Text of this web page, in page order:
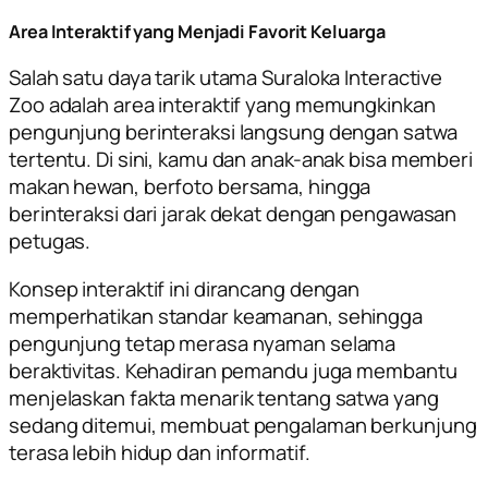
Area Interaktif yang Menjadi Favorit Keluarga
Salah satu daya tarik utama Suraloka Interactive
Zoo adalah area interaktif yang memungkinkan
pengunjung berinteraksi langsung dengan satwa
tertentu. Di sini, kamu dan anak-anak bisa memberi
makan hewan, berfoto bersama, hingga
berinteraksi dari jarak dekat dengan pengawasan
petugas.
Konsep interaktif ini dirancang dengan
memperhatikan standar keamanan, sehingga
pengunjung tetap merasa nyaman selama
beraktivitas. Kehadiran pemandu juga membantu
menjelaskan fakta menarik tentang satwa yang
sedang ditemui, membuat pengalaman berkunjung
terasa lebih hidup dan informatif.